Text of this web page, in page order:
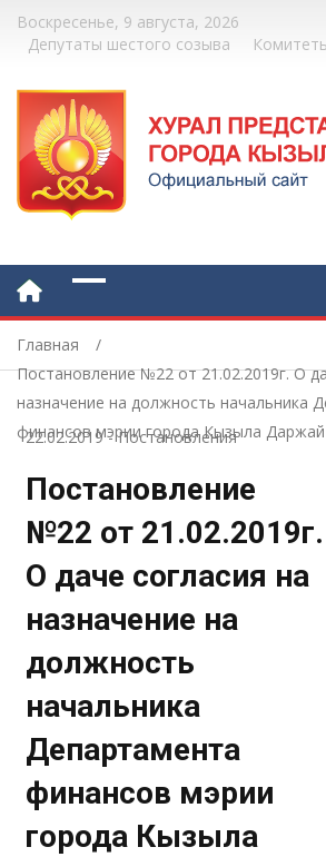
Воскресенье, 9 августа, 2026
Депутаты шестого созыва
Главная
Постановление №22 от 21.02.2019г. О
назначение на должность начальника
финансов мэрии города Кызыла Даржай
22.02.2019- Постановления
Постановление
№22 от 21.02.2019г.
О даче согласия на
назначение на
должность
начальника
Департамента
финансов мэрии
города Кызыла